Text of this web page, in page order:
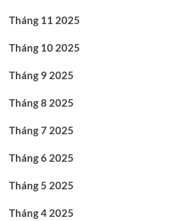
Tháng 11 2025
Tháng 10 2025
Tháng 9 2025
Tháng 8 2025
Tháng 7 2025
Tháng 6 2025
Tháng 5 2025
Tháng 4 2025